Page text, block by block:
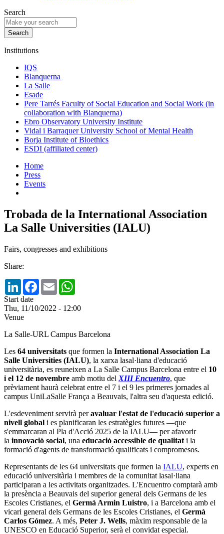
Search
Institutions
IQS
Blanquerna
La Salle
Esade
Pere Tarrés Faculty of Social Education and Social Work (in
collaboration with Blanquerna)
Ebro Observatory University Institute
Vidal i Barraquer University School of Mental Health
Borja Institute of Bioethics
ESDI (affiliated center)
Home
Press
Events
Trobada de la International Association
La Salle Universities (IALU)
Fairs, congresses and exhibitions
Share:
LinkedInFacebook
Email
Start date
Thu, 11/10/2022 - 12:00
Venue
La Salle-URL Campus Barcelona
Les 64 universitats que formen la International Association La
Salle Universities (IALU), la xarxa lasal·liana d'educació
universitària, es reuneixen a La Salle Campus Barcelona entre el 10
i el 12 de novembre amb motiu del XIII Encuentro, que
prèviament haurà celebrat entre el 7 i el 9 les primeres jornades al
campus UniLaSalle França a Beauvais, l'altra seu d'aquesta edició.
L'esdeveniment servirà peravaluar l'estat de l'educació superior a
nivell global i es planificaran les estratègies futures —que
s'emmarcaran al Pla d'Acció 2025 de la IALU— per afavorir
la innovació social, una educació accessible de qualitat i la
formació d'agents de transformació qualificats i compromesos.
Representants de les 64 universitats que formen la IALU, experts en
educació universitària i membres de la comunitat lasal·liana
participaran a les activitats organitzades. L'Encuentro comptarà amb
la presència a Beauvais del superior general dels Germans de les
Escoles Cristianes, el Germà Armin Luistro, i a Barcelona amb el
vicari general dels Germans de les Escoles Cristianes, el Germà
Carlos Gómez. A més, Peter J. Wells, màxim responsable de la
UNESCO en Educació Superior, serà el convidat especial.